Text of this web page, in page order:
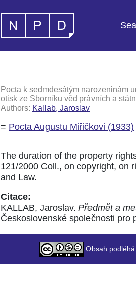
Pocta k sedmdesátým narozeninám
otisk ze Sborníku věd právních a
Authors: Kallab, Jaroslav
= Pocta Augustu Miřičkovi (1933)
The duration of the property
121/2000 Coll., on copyright, on
and Law.
Citace:
KALLAB, Jaroslav. Předmět a
Československé společnosti pro
Obsah